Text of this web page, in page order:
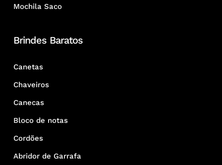
Mochila Saco
Brindes Baratos
Canetas
Chaveiros
Canecas
Bloco de notas
Cordões
Abridor de Garrafa